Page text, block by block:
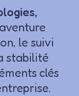
le suivi
stabilité
clés